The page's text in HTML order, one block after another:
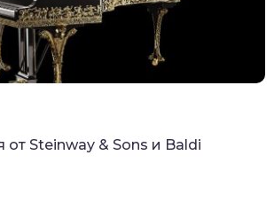
Steinway & Sons и Baldi